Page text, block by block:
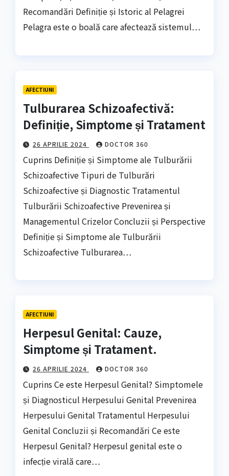
Recomandări Definiție și Istoric al Pelagrei
Pelagra este o boală care afectează sistemul…
AFECTIUNI
Tulburarea Schizoafectivă:
Definiție, Simptome și Tratament
26 APRILIE 2024 DOCTOR 360
Cuprins Definiție și Simptome ale Tulburării
Schizoafective Tipuri de Tulburări
Schizoafective și Diagnostic Tratamentul
Tulburării Schizoafective Prevenirea și
Managementul Crizelor Concluzii și Perspective
Definiție și Simptome ale Tulburării
Schizoafective Tulburarea…
AFECTIUNI
Herpesul Genital: Cauze,
Simptome și Tratament.
26 APRILIE 2024 DOCTOR 360
Cuprins Ce este Herpesul Genital? Simptomele
și Diagnosticul Herpesului Genital Prevenirea
Herpesului Genital Tratamentul Herpesului
Genital Concluzii și Recomandări Ce este
Herpesul Genital? Herpesul genital este o
infecție virală care…